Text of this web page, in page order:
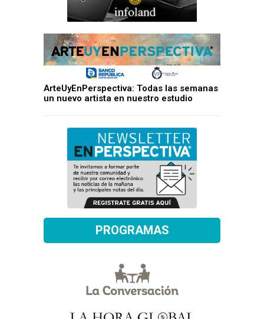
ArteUyEnPerspectiva: Todas las semanas
un nuevo artista en nuestro estudio
PROGRAMAS